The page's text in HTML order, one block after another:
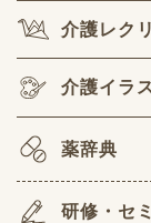
介護レク
介護イラ
薬辞典
研修・セ